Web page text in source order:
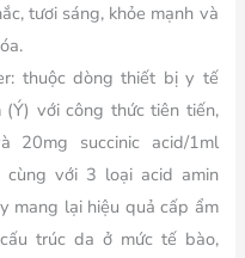
tươi sáng, khỏe mạnh và
thuộc dòng thiết bị y tế
với công thức tiên tiến,
20mg succinic acid/1ml
với 3 loại acid amin
mang lại hiệu quả cấp ẩm
trúc da ở mức tế bào,